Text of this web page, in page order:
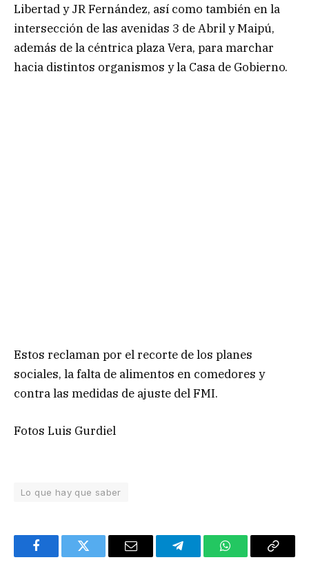
Libertad y JR Fernández, así como también en la
intersección de las avenidas 3 de Abril y Maipú,
además de la céntrica plaza Vera, para marchar
hacia distintos organismos y la Casa de Gobierno.
Estos reclaman por el recorte de los planes
sociales, la falta de alimentos en comedores y
contra las medidas de ajuste del FMI.
Fotos Luis Gurdiel
Lo que hay que saber
FacebookTwitter Email TelegramWhatsAppCopy